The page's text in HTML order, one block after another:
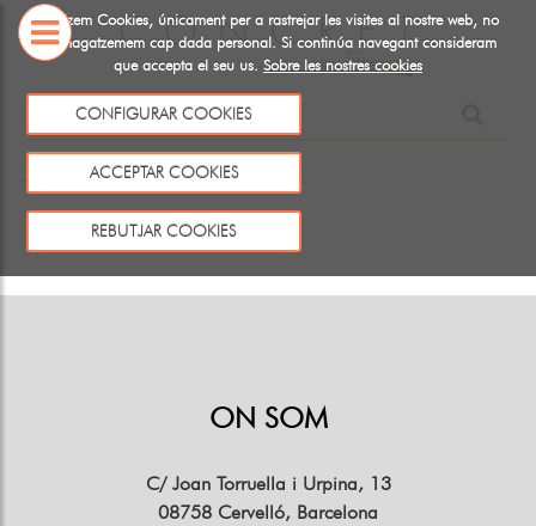
Utiltizem Cookies, únicament per a rastrejar les visites al nostre web, no
emmagatzemem cap dada personal. Si continúa navegant consideram
que accepta el seu us. Sobre les nostres cookies
CONFIGURAR COOKIES
ACCEPTAR COOKIES
REBUTJAR COOKIES
SOBRE
Aquest producte no existeix o no està a la venda
Tornar
ON SOM
C/ Joan Torruella i Urpina, 13
08758 Cervelló, Barcelona